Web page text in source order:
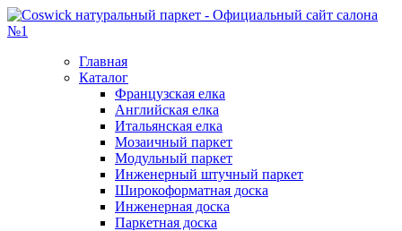
Главная
Каталог
Французская елка
Английская елка
Итальянская елка
Мозаичный паркет
Модульный паркет
Инженерный штучный паркет
Широкоформатная доска
Инженерная доска
Паркетная доска